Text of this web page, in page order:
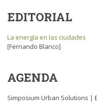
EDITORIAL
La energía en las ciudades
[Fernando Blanco]
AGENDA
Simposium Urban Solutions |